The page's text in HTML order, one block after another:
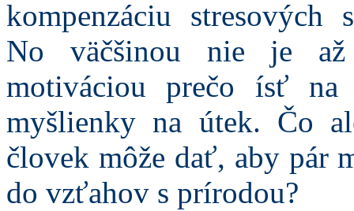
kompenzáciu stresových
No väčšinou nie je
motiváciou prečo ísť na
myšlienky na útek. Čo
človek môže dať, aby pár
do vzťahov s prírodou?